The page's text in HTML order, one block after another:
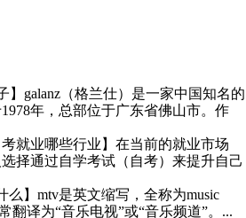
】galanz（格兰仕）是一家中国知名的
年，总部位于广东省佛山市。作
考就业哪些行业】在当前的就业市场
择通过自学考试（自考）来提升自己
么】mtv是英文缩写，全称为music
翻译为“音乐电视”或“音乐频道”。...